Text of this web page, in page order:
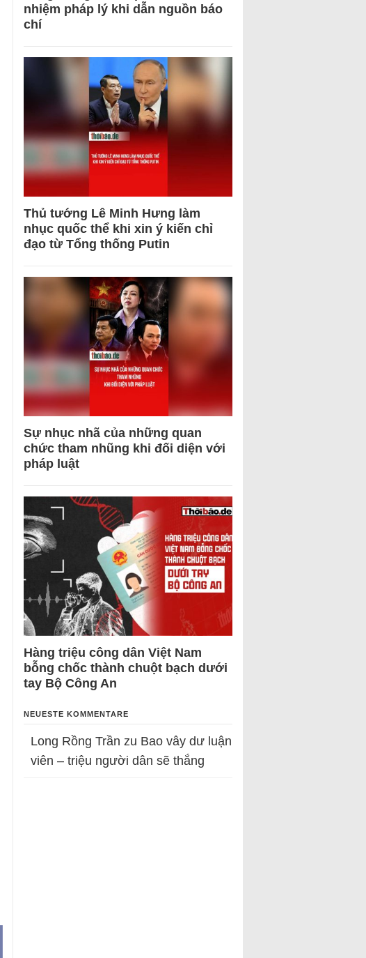
nhiệm pháp lý khi dẫn nguồn báo
chí
Thủ tướng Lê Minh Hưng làm
nhục quốc thể khi xin ý kiến chỉ
đạo từ Tổng thống Putin
Sự nhục nhã của những quan
chức tham nhũng khi đối diện với
pháp luật
Hàng triệu công dân Việt Nam
bỗng chốc thành chuột bạch dưới
tay Bộ Công An
NEUESTE KOMMENTARE
Long Rồng Trần zu Bao vây dư luận
viên – triệu người dân sẽ thắng